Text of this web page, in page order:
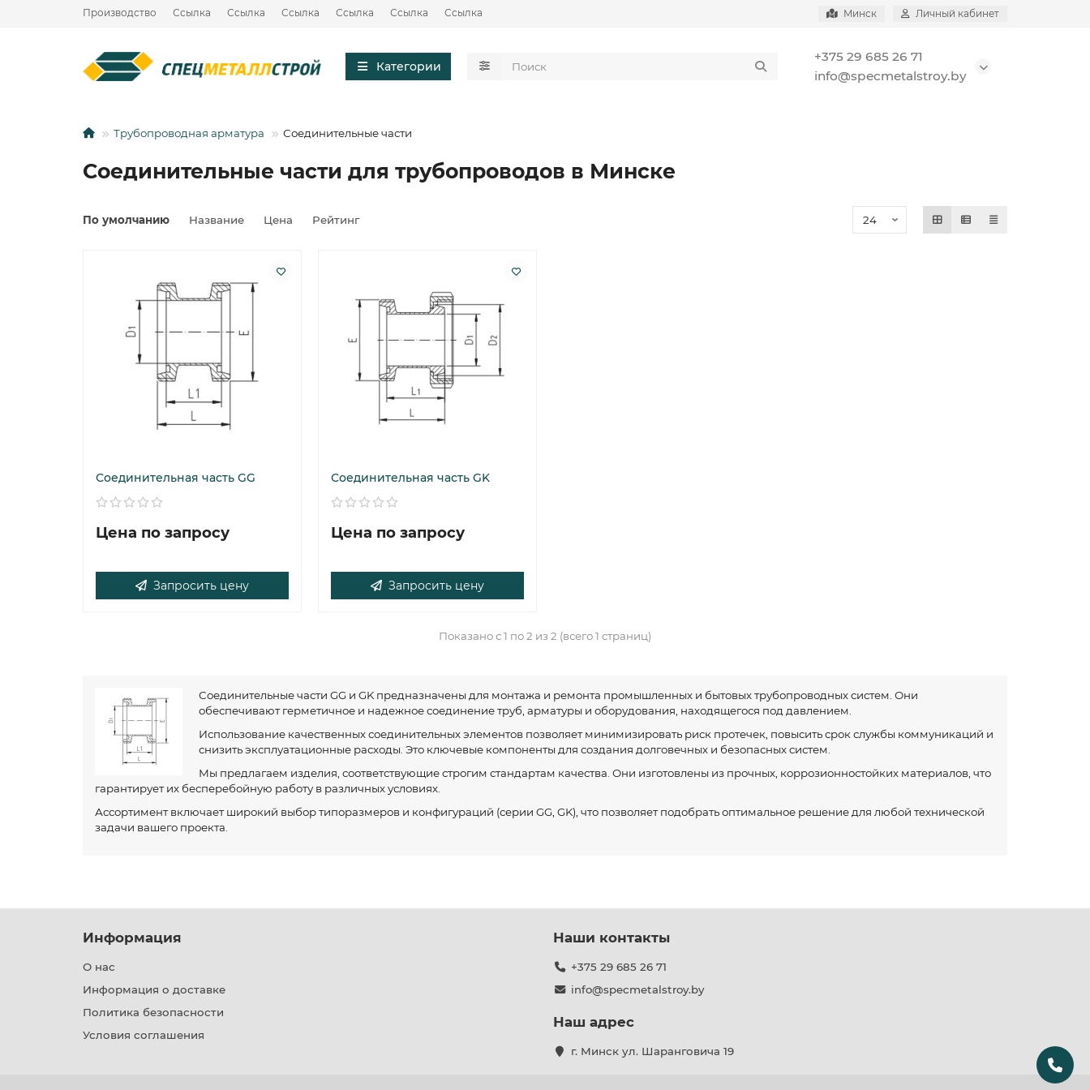
Производство Ссылка Ссылка Ссылка Ссылка Ссылка Ссылка Минск Личный кабинет
Категории
+375 29 685 26 71
info@specmetalstroy.by
Трубопроводная арматура Соединительные части
Соединительные части для трубопроводов в Минске
По умолчанию Название Цена Рейтинг
Соединительная часть GG
Цена по запросу
Запросить цену
Соединительная часть GK
Цена по запросу
Запросить цену
Показано с 1 по 2 из 2 (всего 1 страниц)
Соединительные части GG и GK предназначены для монтажа и ремонта промышленных и бытовых трубопроводных систем. Они
обеспечивают герметичное и надежное соединение труб, арматуры и оборудования, находящегося под давлением.
Использование качественных соединительных элементов позволяет минимизировать риск протечек, повысить срок службы коммуникаций и
снизить эксплуатационные расходы. Это ключевые компоненты для создания долговечных и безопасных систем.
Мы предлагаем изделия, соответствующие строгим стандартам качества. Они изготовлены из прочных, коррозионностойких материалов, что
гарантирует их бесперебойную работу в различных условиях.
Ассортимент включает широкий выбор типоразмеров и конфигураций (серии GG, GK), что позволяет подобрать оптимальное решение для любой технической
задачи вашего проекта.
Информация
О нас
Информация о доставке
Политика безопасности
Условия соглашения
Наши контакты
+375 29 685 26 71
info@specmetalstroy.by
Наш адрес
г. Минск ул. Шаранговича 19